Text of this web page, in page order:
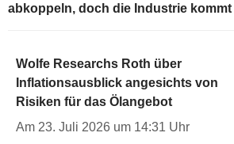
abkoppeln, doch die Industrie
Wolfe Researchs Roth über
Inflationsausblick angesichts von
Risiken für das Ölangebot
Am 23. Juli 2026 um 14:31 Uhr